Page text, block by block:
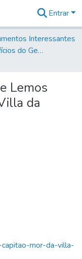
Entrar
Interessantes
Volume 83 - Ofícios do General Martim Lopes Lobo de Saldanha (Governador da Capitania): 1780- 1782
Lemos
da
mor-da-villa-